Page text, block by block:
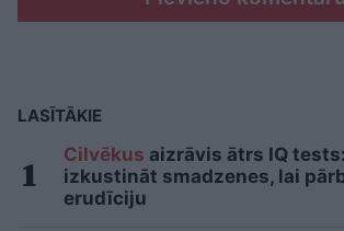
LASĪTĀKIE
Cilvēkus aizrāvis ātrs IQ
izkustināt smadzenes, lai
erudīciju